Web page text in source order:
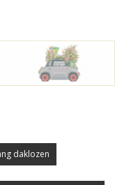
daklozen